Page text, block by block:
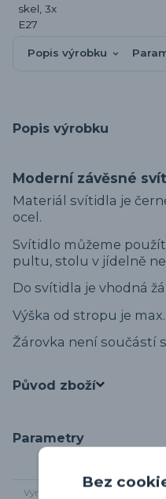
Popis výrobku
Popis výrobku
Moderní závěsné
Materiál svítidla je
ocel.
Svítidlo můžeme
pultu, stolu v jídelně
Do svítidla je vhodná
Výška od stropu je
Žárovka není součástí
Původ zboží
Parametry
Výrobce
Bez